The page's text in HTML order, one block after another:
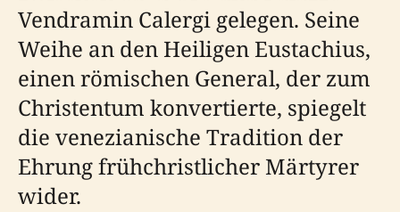
Vendramin Calergi gelegen. Seine
Weihe an den Heiligen Eustachius,
einen römischen General, der zum
Christentum konvertierte, spiegelt
die venezianische Tradition der
Ehrung frühchristlicher Märtyrer
wider.